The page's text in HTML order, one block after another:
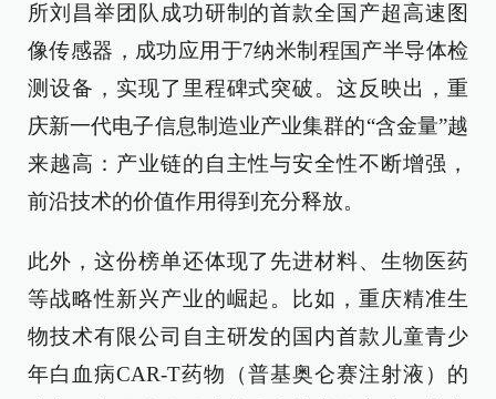
所刘昌举团队成功研制的首款全国产超高速图
像传感器，成功应用于7纳米制程国产半导体检
测设备，实现了里程碑式突破。这反映出，重
庆新一代电子信息制造业产业集群的“含金量”越
来越高：产业链的自主性与安全性不断增强，
前沿技术的价值作用得到充分释放。
此外，这份榜单还体现了先进材料、生物医药
等战略性新兴产业的崛起。比如，重庆精准生
物技术有限公司自主研发的国内首款儿童青少
年白血病CAR-T药物（普基奥仑赛注射液）的